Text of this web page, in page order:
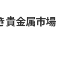
貴金属市場